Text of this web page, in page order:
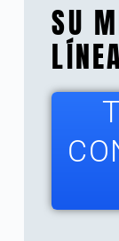
SU